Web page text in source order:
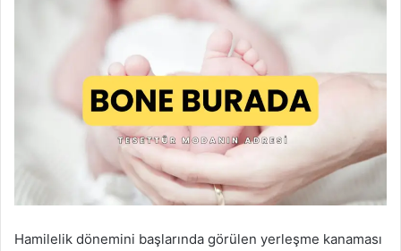
Hamilelik dönemini başlarında görülen yerleşme kanaması